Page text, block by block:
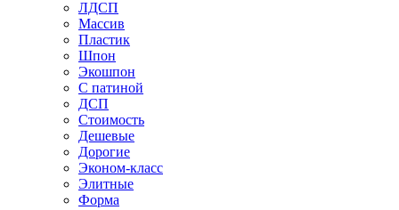
ЛДСП
Массив
Пластик
Шпон
Экошпон
С патиной
ДСП
Стоимость
Дешевые
Дорогие
Эконом-класс
Элитные
Форма